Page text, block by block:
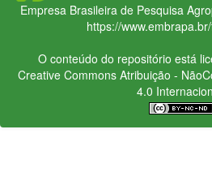
Empresa Brasileira de Pesquisa
https://
O conteúdo do repositório está
Creative CommonsAtribuição -
4.0